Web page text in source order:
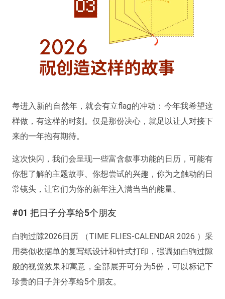
每进入新的自然年，就会有立flag的冲动：今年我希望这
样做，有这样的时刻。仅是那份决心，就足以让人对接下
来的一年抱有期待。
这次快闪，我们会呈现一些富含叙事功能的日历，可能有
你想了解的主题故事、你想尝试的兴趣，你为之触动的日
常镜头，让它们为你的新年注入满当当的能量。
#01 把日子分享给5个朋友
白驹过隙2026日历 （TIME FLIES-CALENDAR 2026 ）采
用类似收据单的复写纸设计和针式打印，强调如白驹过隙
般的视觉效果和寓意，全部展开可分为5份，可以标记下
珍贵的日子并分享给5个朋友。